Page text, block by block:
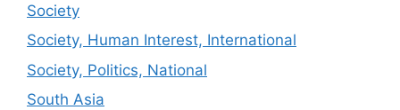
Society
Society, Human Interest, International
Society, Politics, National
South Asia